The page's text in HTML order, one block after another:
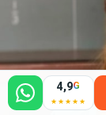
4,9G
★★★★★